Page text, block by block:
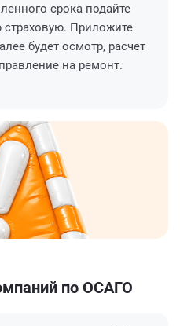
срока подайте
Приложите
будет осмотр, расчет
на ремонт.
по ОСАГО